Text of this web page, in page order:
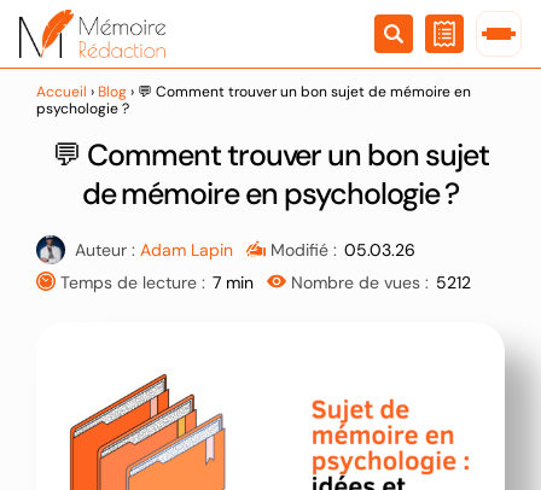
Passer
contenu
Accueil › Blog› 💬 Comment trouver un bon sujet de mémoire en
psychologie ?
💬 Comment trouver un bon sujet
de mémoire en psychologie ?
Auteur : Adam Lapin Modifié : 05.03.26
Temps de lecture : 7 min Nombre de vues : 5212